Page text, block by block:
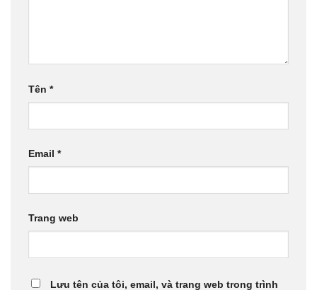
Tên *
Email *
Trang web
Lưu tên của tôi, email, và trang web trong trình